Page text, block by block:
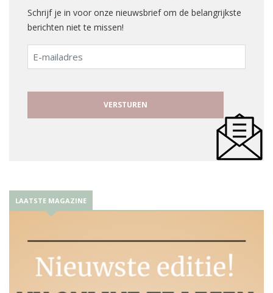
Schrijf je in voor onze nieuwsbrief om de belangrijkste
berichten niet te missen!
E-
mailadres
LAATSTE MAGAZINE